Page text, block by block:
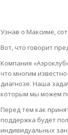
Узнав о Максиме,
Вот, что говорит
Компания
что многим
диагнозе. Наша
которым мы можем
Перед тем как
поддержка будет
индивидуальных